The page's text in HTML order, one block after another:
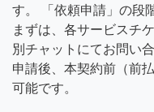
す。 「依頼申請」の段
まずは、各サービスチ
別チャットにてお問い
申請後、本契約前（前
可能です。